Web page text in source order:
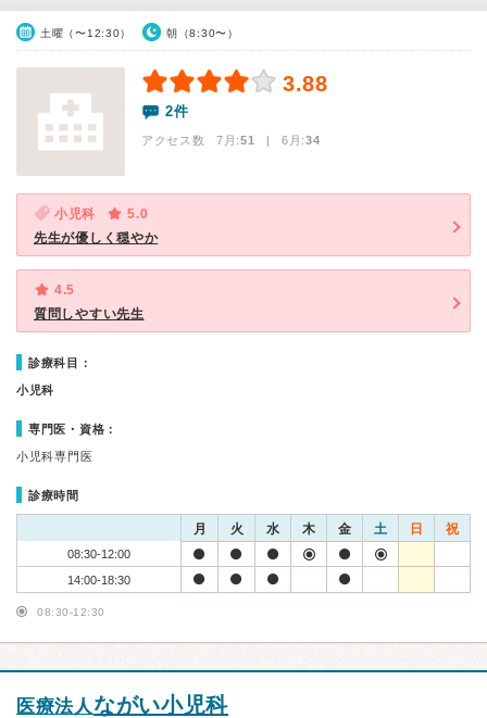
土曜（〜12:30） 朝（8:30〜）
3.88
2件
アクセス数 7月:51 | 6月:34
小児科
5.0
先生が優しく穏やか
4.5
質問しやすい先生
診療科目：
小児科
専門医・資格：
小児科専門医
診療時間
月 火 水 木 金 土 日 祝
08:30-12:00
14:00-18:30
08:30-12:30
医療法人ながい小児科